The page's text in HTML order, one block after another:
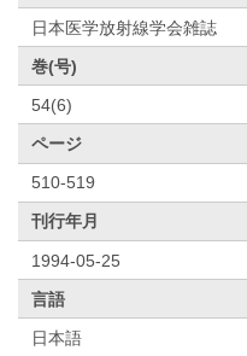
日本医学放射線学会雑誌
巻(号)
54(6)
ページ
510-519
刊行年月
1994-05-25
言語
日本語